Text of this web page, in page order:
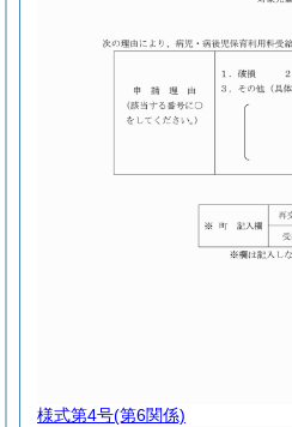
様式第4号(第6関係)